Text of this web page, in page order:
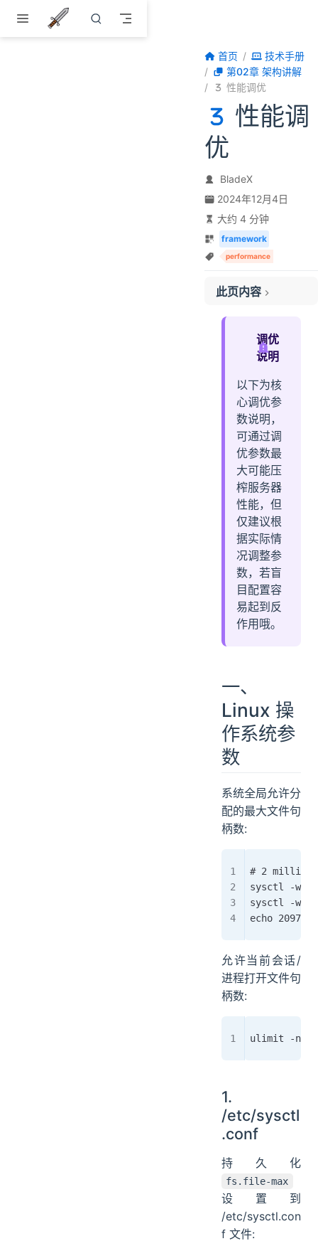
首页
技术手册
第02章 架构讲解
性能调优
性能调
优
BladeX
2024年12月4日
大约 4 分钟
framework
performance
此页内容
1. /etc/sysctl.conf
2. 可用知名端口范围:
4. TCP 连接追踪设置:
1. 日志级别调整
2. 时序库配置调整
四、问题定位
1. 检查日志异常：
2. 进程和线程分析：
调优
说明
以下为核
心调优参
数说明，
可通过调
优参数最
大可能压
榨服务器
性能，但
仅建议根
据实际情
况调整参
数，若盲
目配置容
易起到反
作用哦。
一、
Linux 操
作系统参
数
系统全局允许分
配的最大文件句
柄数:
# 2 millions
sysctl -w
sysctl -w
echo
允许当前会话/
进程打开文件句
柄数:
ulimit -n
1.
/etc/sysctl
.conf
持久化
fs.file-max
设置到
/etc/sysctl.con
f 文件: